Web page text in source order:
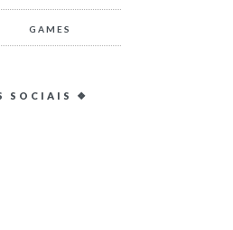
GAMES
SOCIAIS ❖